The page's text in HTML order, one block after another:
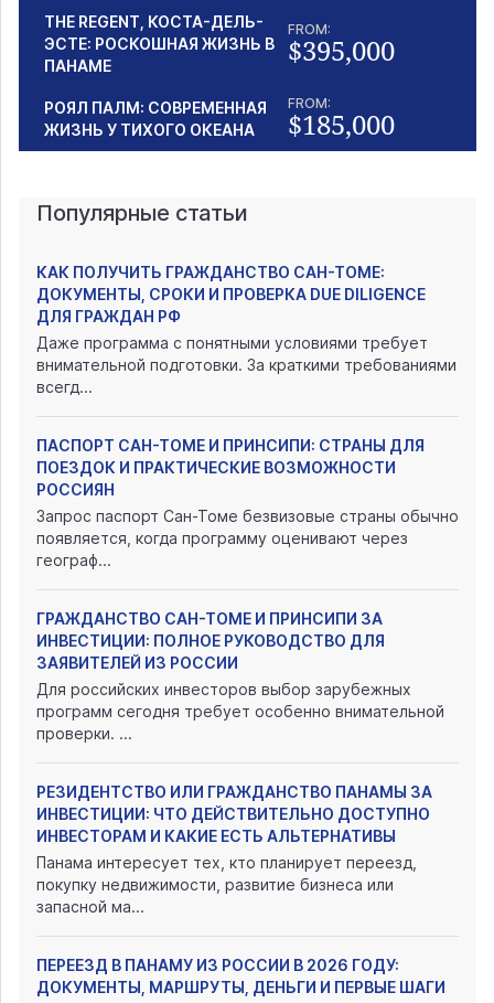
THE REGENT, КОСТА-ДЕЛЬ-
ЭСТЕ: РОСКОШНАЯ ЖИЗНЬ В
ПАНАМЕ
FROM:
$395,000
РОЯЛ ПАЛМ: СОВРЕМЕННАЯ
ЖИЗНЬ У ТИХОГО ОКЕАНА
FROM:
$185,000
Популярные статьи
КАК ПОЛУЧИТЬ ГРАЖДАНСТВО САН-ТОМЕ:
ДОКУМЕНТЫ, СРОКИ И ПРОВЕРКА DUE DILIGENCE
ДЛЯ ГРАЖДАН РФ
Даже программа с понятными условиями требует
внимательной подготовки. За краткими требованиями
всегд...
ПАСПОРТ САН-ТОМЕ И ПРИНСИПИ: СТРАНЫ ДЛЯ
ПОЕЗДОК И ПРАКТИЧЕСКИЕ ВОЗМОЖНОСТИ
РОССИЯН
Запрос паспорт Сан-Томе безвизовые страны обычно
появляется, когда программу оценивают через
географ...
ГРАЖДАНСТВО САН-ТОМЕ И ПРИНСИПИ ЗА
ИНВЕСТИЦИИ: ПОЛНОЕ РУКОВОДСТВО ДЛЯ
ЗАЯВИТЕЛЕЙ ИЗ РОССИИ
Для российских инвесторов выбор зарубежных
программ сегодня требует особенно внимательной
проверки. ...
РЕЗИДЕНТСТВО ИЛИ ГРАЖДАНСТВО ПАНАМЫ ЗА
ИНВЕСТИЦИИ: ЧТО ДЕЙСТВИТЕЛЬНО ДОСТУПНО
ИНВЕСТОРАМ И КАКИЕ ЕСТЬ АЛЬТЕРНАТИВЫ
Панама интересует тех, кто планирует переезд,
покупку недвижимости, развитие бизнеса или
запасной ма...
ПЕРЕЕЗД В ПАНАМУ ИЗ РОССИИ В 2026 ГОДУ:
ДОКУМЕНТЫ, МАРШРУТЫ, ДЕНЬГИ И ПЕРВЫЕ ШАГИ